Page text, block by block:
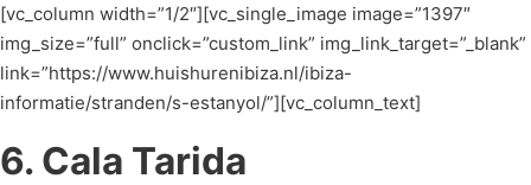
[vc_column width=”1/2″][vc_single_image image=”1397″
img_size=”full” onclick=”custom_link” img_link_target=”_blank”
link=”https://www.huishurenibiza.nl/ibiza-
informatie/stranden/s-estanyol/”][vc_column_text]
6. Cala Tarida